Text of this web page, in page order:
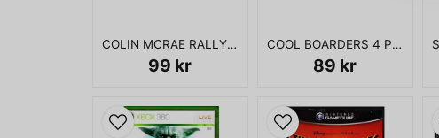
COLIN MCRAE RALLY 2.0 PS1
99 kr
COOL BOARDERS 4 PS1
89 kr